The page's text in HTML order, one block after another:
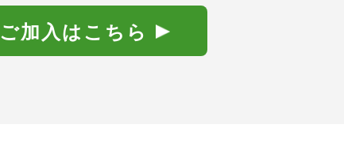
ご加入はこちら